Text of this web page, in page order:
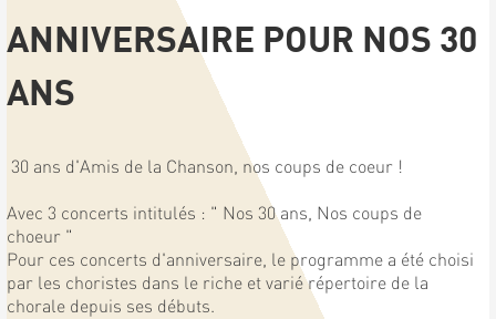
ANNIVERSAIRE POUR NOS 30
ANS
30 ans d'Amis de la Chanson, nos coups de coeur !
Avec 3 concerts intitulés : " Nos 30 ans, Nos coups de
choeur "
Pour ces concerts d'anniversaire, le programme a été choisi
par les choristes dans le riche et varié répertoire de la
chorale depuis ses débuts.